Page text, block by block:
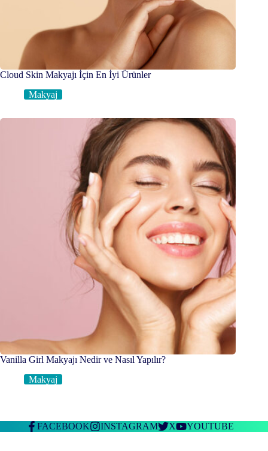
Cloud Skin Makyajı İçin En İyi Ürünler
Makyaj
Vanilla Girl Makyajı Nedir ve Nasıl Yapılır?
Makyaj
FACEBOOK INSTAGRAM X YOUTUBE